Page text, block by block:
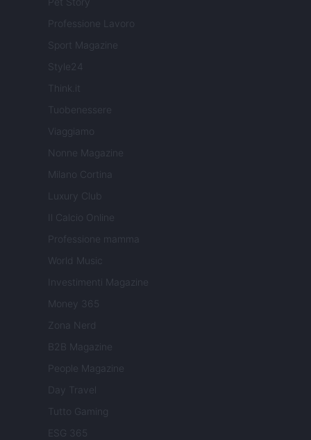
Professione Lavoro
Sport Magazine
Style24
Think.it
Tuobenessere
Viaggiamo
Nonne Magazine
Milano Cortina
Luxury Club
Il Calcio Online
Professione mamma
World Music
Investimenti Magazine
Money 365
Zona Nerd
B2B Magazine
People Magazine
Day Travel
Tutto Gaming
ESG 365